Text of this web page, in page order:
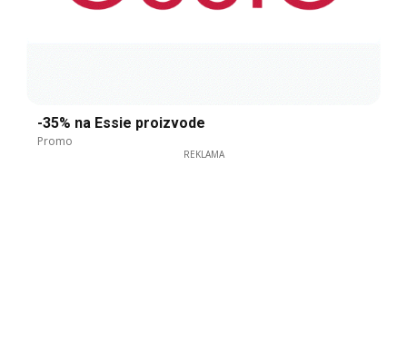
-35% na Essie proizvode
Promo
REKLAMA